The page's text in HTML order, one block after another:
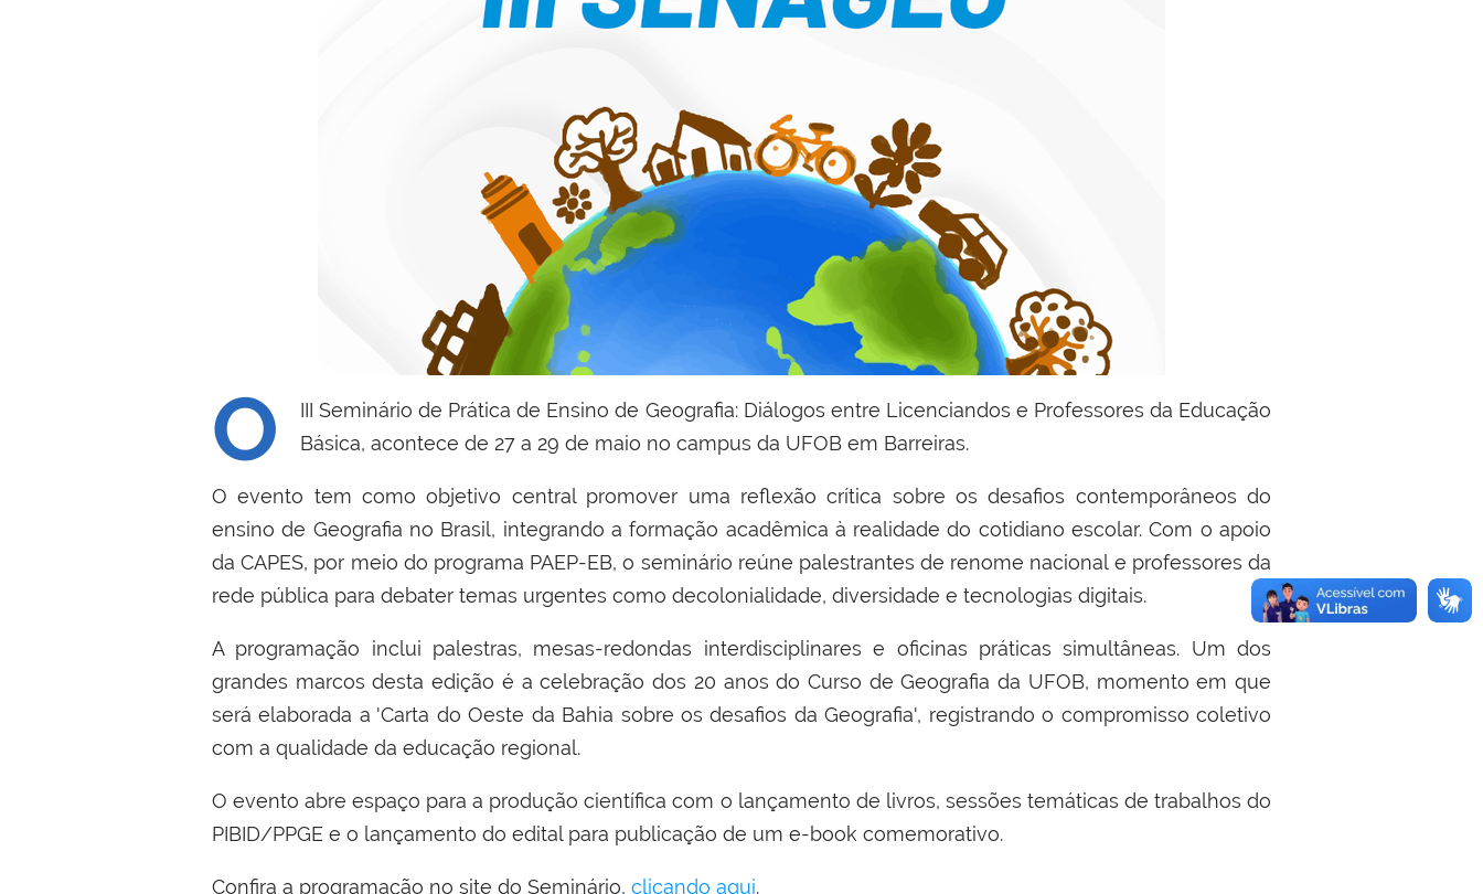
O
III Seminário de Prática de Ensino de Geografia: Diálogos entre Licenciandos e Professores da Educação
Básica, acontece de 27 a 29 de maio no campus da UFOB em Barreiras.
O evento tem como objetivo central promover uma reflexão crítica sobre os desafios contemporâneos do
ensino de Geografia no Brasil, integrando a formação acadêmica à realidade do cotidiano escolar. Com o apoio
da CAPES, por meio do programa PAEP-EB, o seminário reúne palestrantes de renome nacional e professores da
rede pública para debater temas urgentes como decolonialidade, diversidade e tecnologias digitais.
A programação inclui palestras, mesas-redondas interdisciplinares e oficinas práticas simultâneas. Um dos
grandes marcos desta edição é a celebração dos 20 anos do Curso de Geografia da UFOB, momento em que
será elaborada a 'Carta do Oeste da Bahia sobre os desafios da Geografia', registrando o compromisso coletivo
com a qualidade da educação regional.
O evento abre espaço para a produção científica com o lançamento de livros, sessões temáticas de trabalhos do
PIBID/PPGE e o lançamento do edital para publicação de um e-book comemorativo.
Confira a programação no site do Seminário, clicando aqui.